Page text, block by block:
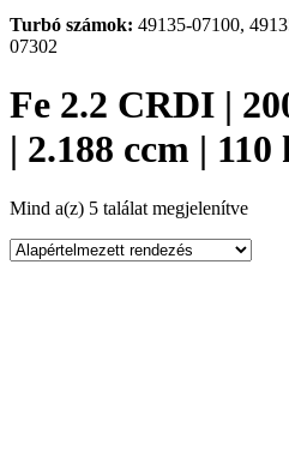
Turbó számok: 49135-07100,
07302
Fe 2.2 CRDI |
| 2.188 ccm |
Mind a(z) 5 találat megjelenítve